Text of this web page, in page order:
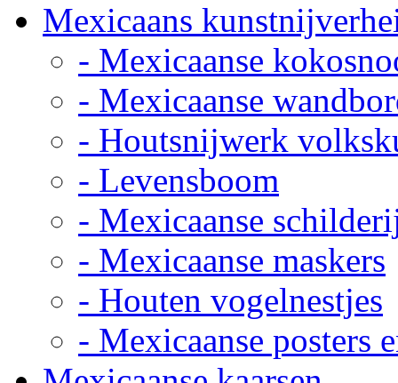
Mexicaans
- Mexicaanse
- Mexicaanse
- Houtsnijwerk
- Levensboom
- Mexicaanse
- Mexicaanse maskers
- Houten vogelnestjes
- Mexicaanse posters